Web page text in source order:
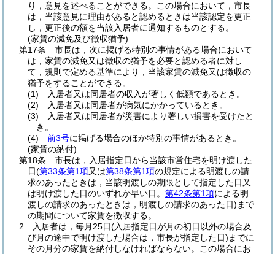
り，意見を述べることができる。
この場合において，市長
は，当該意見に理由があると認めるときは当該認定を更正
し，更正後の額を当該入居者に通知するものとする。
(家賃の減免及び徴収猶予)
第17条
市長は，次に掲げる特別の事情がある場合において
は，家賃の減免又は徴収の猶予を必要と認める者に対し
て，規則で定める基準により，当該家賃の減免又は徴収の
猶予をすることができる。
(1)
入居者又は同居者の収入が著しく低額であるとき。
(2)
入居者又は同居者が病気にかかっているとき。
(3)
入居者又は同居者が災害により著しい損害を受けたと
き。
(4)
前3号に掲げる場合のほか特別の事情があるとき。
(家賃の納付)
第18条
市長は，入居指定日から当該市営住宅を明け渡した
日(第33条第1項又は第38条第1項の規定による明渡しの請
求のあったときは，当該明渡しの期限として指定した日又
は明け渡した日のいずれか早い日。 第42条第1項による明
渡しの請求のあったときは，明渡しの請求のあった日) まで
の期間について家賃を徴収する。
2
入居者は，毎月25日(入居指定日が月の初日以外の場合及
び月の途中で明け渡した場合は，市長が指定した日) までに
その月分の家賃を納付しなければならない。
この場合にお